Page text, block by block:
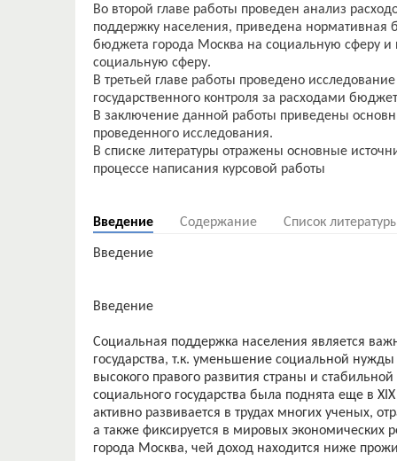
Во второй главе работы проведен анализ
поддержку населения, приведена нормативная
бюджета города Москва на социальную сферу и
социальную сферу.
В третьей главе работы проведено
государственного контроля за расходами
В заключение данной работы приведены
проведенного исследования.
В списке литературы отражены основные
процессе написания курсовой работы
Введение Содержание Список
Введение
Введение
Социальная поддержка населения является
государства, т.к. уменьшение социальной
высокого правого развития страны и
социального государства была поднята еще в
активно развивается в трудах многих ученых,
а также фиксируется в мировых экономических
города Москва, чей доход находится ниже